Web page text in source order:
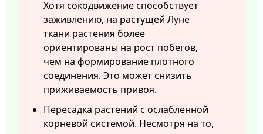
Хотя сокодвижение способствует
заживлению, на растущей Луне
ткани растения более
ориентированы на рост побегов,
чем на формирование плотного
соединения. Это может снизить
приживаемость привоя.
Пересадка растений с ослабленной
корневой системой. Несмотря на то,